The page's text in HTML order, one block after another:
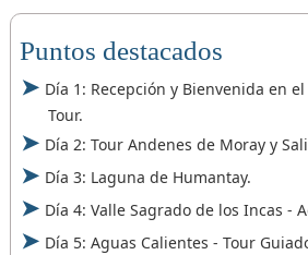
Puntos destacados
Día 1: Recepción y Bienvenida en
Tour.
Día 2: Tour Andenes de Moray y
Día 3: Laguna de Humantay.
Día 4: Valle Sagrado de los Incas -
Día 5: Aguas Calientes - Tour